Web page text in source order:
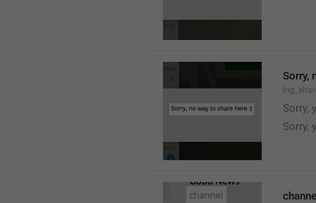
Sorry,
Sorry,
Sorry,